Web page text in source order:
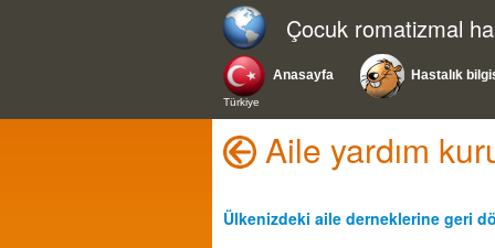
Çocuk romatizmal
Anasayfa
Türkiye
Hastalık
Aile yardım
Ülkenizdeki aile derneklerine geri